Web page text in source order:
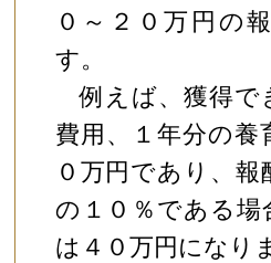
０～２０万円の
す。
例えば、獲得で
費用、１年分の養
０万円であり、
の１０％である場
は４０万円になり